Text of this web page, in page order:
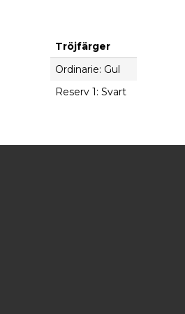
Tröjfärger
Ordinarie: Gul
Reserv 1: Svart